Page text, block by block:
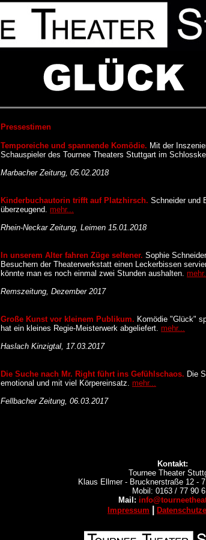
Pressestimen
Temporeiche und spannende Komödie. Mit der
Schauspieler des Tournee Theaters Stuttgart im
Marbacher Zeitung, 05.02.2018
Kinderbuchautorin trifft auf Platzhirsch. Schneider und
überzeugend. mehr...
Rhein-Neckar Zeitung, Leimen 15.01.2018
In unserem Alter fahren Züge seltener. Sophie
Besuchern der Theaterwerkstatt einen Leckerbissen
könnte man es noch einmal zwei Stunden aushalten.
Remszeitung, Dezember 2017
Große Kunst vor kleinem Publikum. Komödie "Glück"
hat ein kleines Regie-Meisterwerk abgeliefert. mehr...
Haslach Kinzigtal, 17.03.2017
Die Suche nach Mr. Right führt ins Gefühlschaos. Die
emotional und mit viel Körpereinsatz. mehr...
Fellbacher Zeitung, 06.03.2017
Kontakt:
Tournee Theater
Klaus Ellmer - Brucknerstraße 12 -
Mobil: 0163 / 77 90
Mail:
Impressum